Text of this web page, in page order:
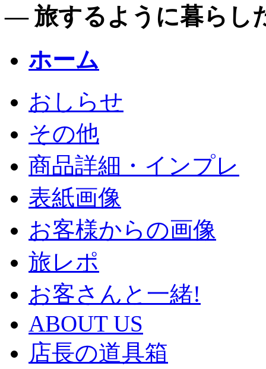
— 旅するように暮らし
ホーム
おしらせ
その他
商品詳細・インプレ
表紙画像
お客様からの画像
旅レポ
お客さんと一緒!
ABOUT US
店長の道具箱